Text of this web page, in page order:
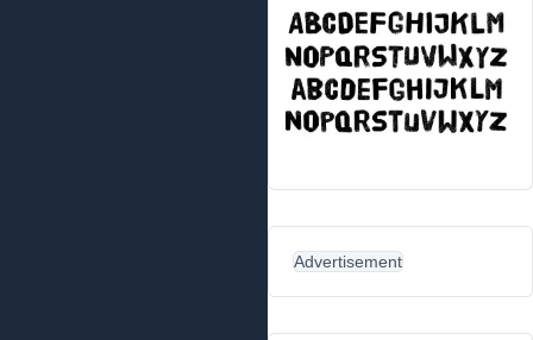
Advertisement